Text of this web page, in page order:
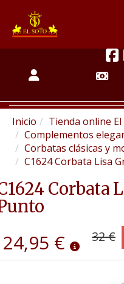
Inicio
Tienda online El
Complementos
Corbatas clásicas y
C1624 Corbata Lisa
Corbata
24,95 € 32 €